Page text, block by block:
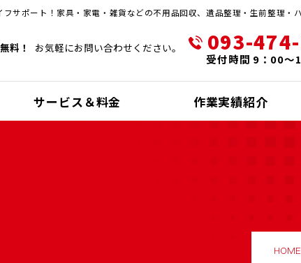
ート！家具・家電・雑貨などの不用品回収、遺品整理・生前整理・ハ
料！ お気軽にお問い合わせください。 093-
受付時間 9：00～
サービス＆料金 作業実績紹介
HOME